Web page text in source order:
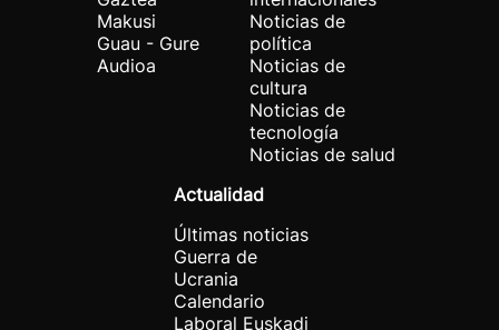
Makusi
Guau - Gure
Audioa
Noticias de
política
Noticias de
cultura
Noticias de
tecnología
Noticias de salud
Actualidad
Últimas noticias
Guerra de
Ucrania
Calendario
Laboral Euskadi